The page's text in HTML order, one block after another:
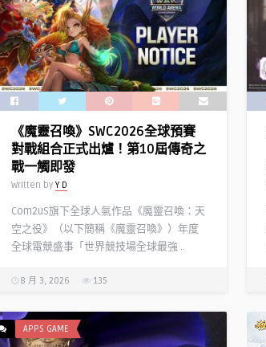
《魔靈召喚》SWC2026全球預賽
對戰組合正式出爐！第10屆傳奇之
戰一觸即發
Written by Y D
Com2uS旗下全球人氣作品《魔靈召喚：天
空之役》（以下簡稱《魔靈召喚》）年度
全球電競盛事「世界競技場全球最強 ..
8 月 3, 2026 135
APPS GAME